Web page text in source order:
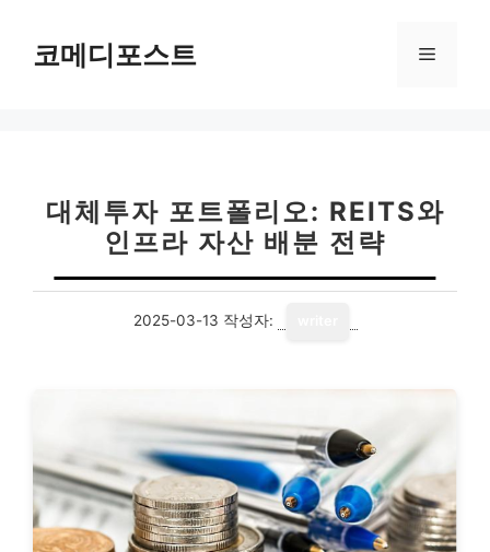
코메디포스트 메
대체투자 포트폴리오: REITS와
인프라 자산 배분 전략
2025-03-13 작성자: